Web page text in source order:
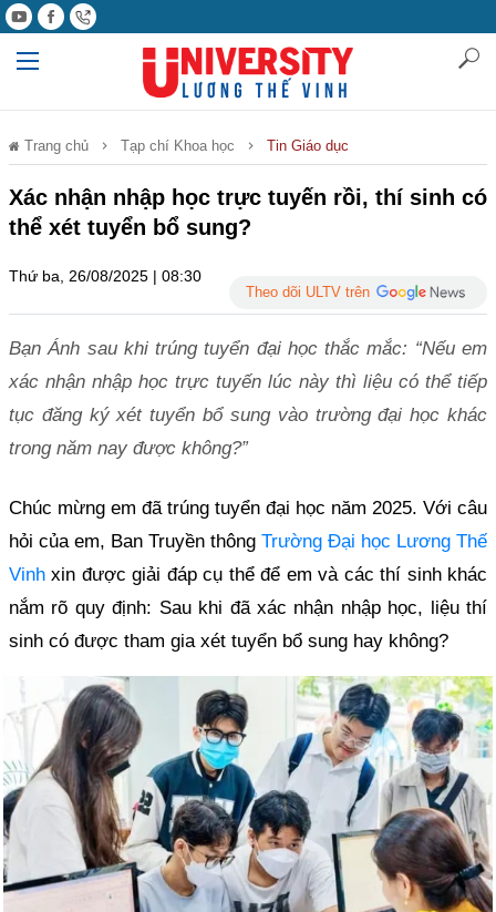
Trang chủ Tạp chí Khoa học Tin Giáo dục
Xác nhận nhập học trực tuyến rồi, thí sinh có
thể xét tuyển bổ sung?
Thứ ba, 26/08/2025 | 08:30
Theo dõi ULTV trên
Bạn Ánh sau khi trúng tuyển đại học thắc mắc: “Nếu em
xác nhận nhập học trực tuyến lúc này thì liệu có thể tiếp
tục đăng ký xét tuyển bổ sung vào trường đại học khác
trong năm nay được không?”
Chúc mừng em đã trúng tuyển đại học năm 2025. Với câu
hỏi của em, Ban Truyền thông Trường Đại học Lương Thế
Vinh xin được giải đáp cụ thể để em và các thí sinh khác
nắm rõ quy định: Sau khi đã xác nhận nhập học, liệu thí
sinh có được tham gia xét tuyển bổ sung hay không?